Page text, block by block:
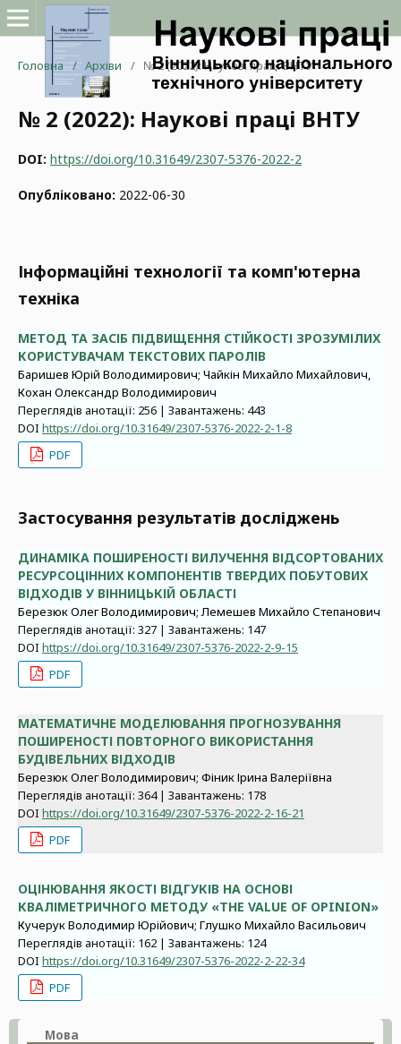
Головна / Архіви / № 2 (2022): Наукові праці ВНТУ
№ 2 (2022): Наукові праці ВНТУ
DOI: https://doi.org/10.31649/2307-5376-2022-2
Опубліковано: 2022-06-30
Інформаційні технології та комп'ютерна
техніка
МЕТОД ТА ЗАСІБ ПІДВИЩЕННЯ СТІЙКОСТІ ЗРОЗУМІЛИХ
КОРИСТУВАЧАМ ТЕКСТОВИХ ПАРОЛІВ
Баришев Юрій Володимирович; Чайкін Михайло Михайлович,
Кохан Олександр Володимирович
Переглядів анотації: 256 | Завантажень: 443
DOI https://doi.org/10.31649/2307-5376-2022-2-1-8
PDF
Застосування результатів досліджень
ДИНАМІКА ПОШИРЕНОСТІ ВИЛУЧЕННЯ ВІДСОРТОВАНИХ
РЕСУРСОЦІННИХ КОМПОНЕНТІВ ТВЕРДИХ ПОБУТОВИХ
ВІДХОДІВ У ВІННИЦЬКІЙ ОБЛАСТІ
Березюк Олег Володимирович; Лемешев Михайло Степанович
Переглядів анотації: 327 | Завантажень: 147
DOI https://doi.org/10.31649/2307-5376-2022-2-9-15
PDF
МАТЕМАТИЧНЕ МОДЕЛЮВАННЯ ПРОГНОЗУВАННЯ
ПОШИРЕНОСТІ ПОВТОРНОГО ВИКОРИСТАННЯ
БУДІВЕЛЬНИХ ВІДХОДІВ
Березюк Олег Володимирович; Фіник Ірина Валеріївна
Переглядів анотації: 364 | Завантажень: 178
DOI https://doi.org/10.31649/2307-5376-2022-2-16-21
PDF
ОЦІНЮВАННЯ ЯКОСТІ ВІДГУКІВ НА ОСНОВІ
КВАЛІМЕТРИЧНОГО МЕТОДУ «THE VALUE OF OPINION»
Кучерук Володимир Юрійович; Глушко Михайло Васильович
Переглядів анотації: 162 | Завантажень: 124
DOI https://doi.org/10.31649/2307-5376-2022-2-22-34
PDF
Мова